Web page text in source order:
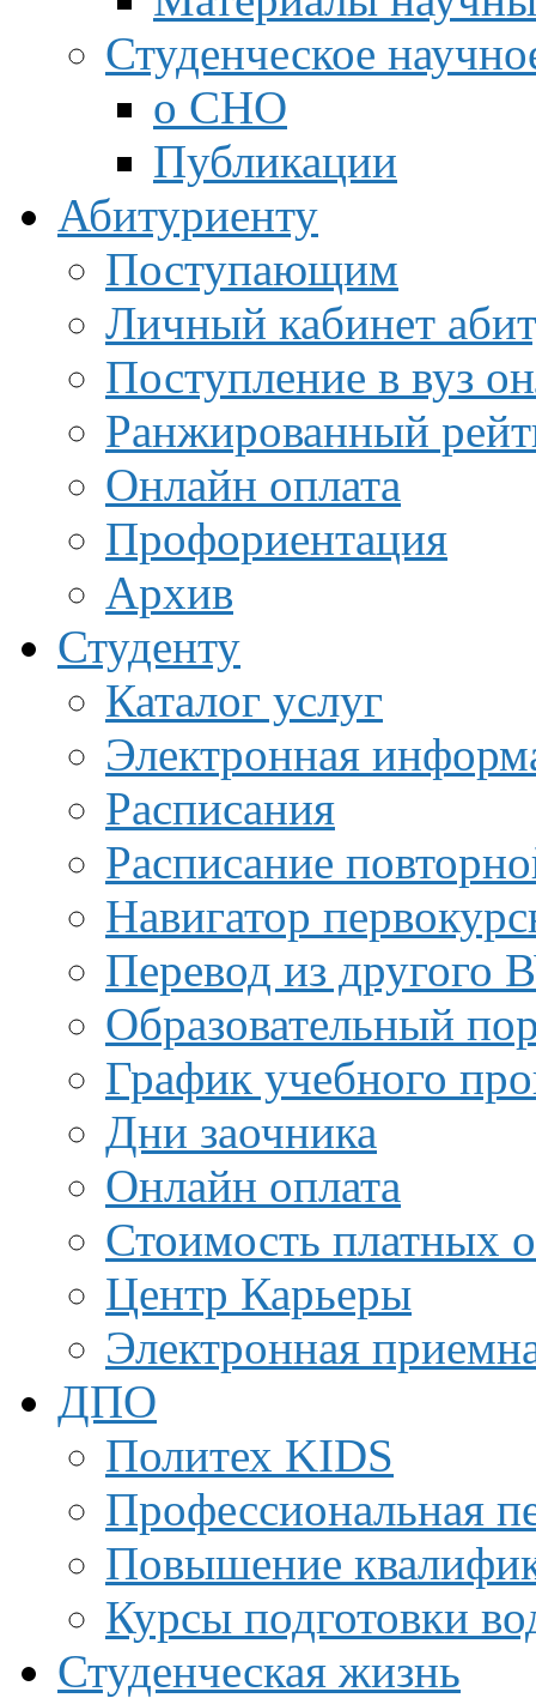
Студенческое
о СНО
Публикации
Абитуриенту
Поступающим
Личный кабинет
Поступление в вуз
Ранжированный
Онлайн оплата
Профориентация
Архив
Студенту
Каталог услуг
Электронная
Расписания
Расписание
Навигатор
Перевод из другого
Образовательный
График учебного
Дни заочника
Онлайн оплата
Стоимость платных
Центр Карьеры
Электронная
ДПО
Политех KIDS
Профессиональная
Повышение
Курсы подготовки
Студенческая жизнь